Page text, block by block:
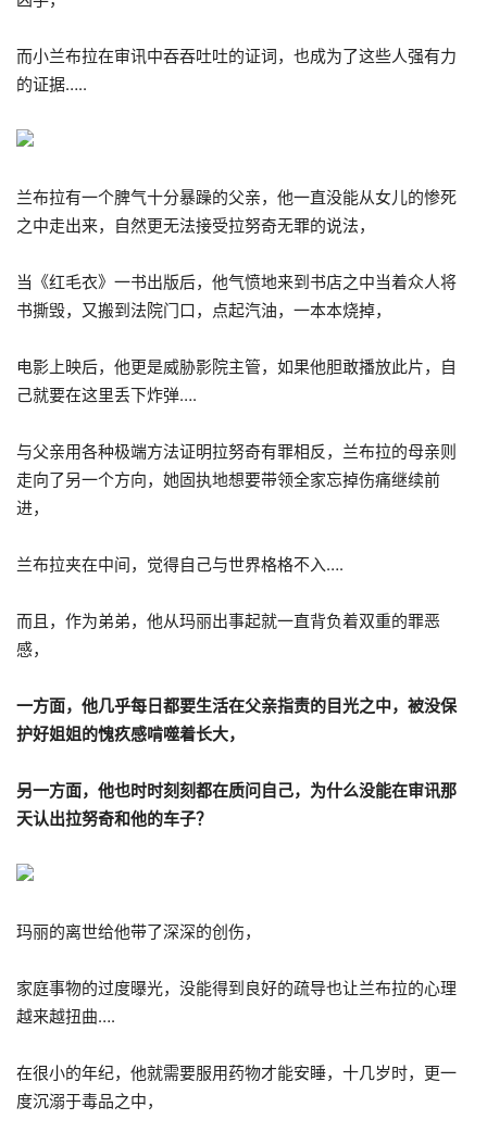
而小兰布拉在审讯中吞吞吐吐的证词，也成为了这些人强有力
的证据…..
兰布拉有一个脾气十分暴躁的父亲，他一直没能从女儿的惨死
之中走出来，自然更无法接受拉努奇无罪的说法，
当《红毛衣》一书出版后，他气愤地来到书店之中当着众人将
书撕毁，又搬到法院门口，点起汽油，一本本烧掉，
电影上映后，他更是威胁影院主管，如果他胆敢播放此片，自
己就要在这里丢下炸弹….
与父亲用各种极端方法证明拉努奇有罪相反，兰布拉的母亲则
走向了另一个方向，她固执地想要带领全家忘掉伤痛继续前
进，
兰布拉夹在中间，觉得自己与世界格格不入….
而且，作为弟弟，他从玛丽出事起就一直背负着双重的罪恶
感，
一方面，他几乎每日都要生活在父亲指责的目光之中，被没保
护好姐姐的愧疚感啃噬着长大，
另一方面，他也时时刻刻都在质问自己，为什么没能在审讯那
天认出拉努奇和他的车子？
玛丽的离世给他带了深深的创伤，
家庭事物的过度曝光，没能得到良好的疏导也让兰布拉的心理
越来越扭曲….
在很小的年纪，他就需要服用药物才能安睡，十几岁时，更一
度沉溺于毒品之中，